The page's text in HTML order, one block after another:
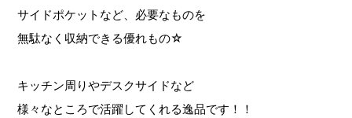
サイドポケットなど、必要なものを
無駄なく収納できる優れもの☆
キッチン周りやデスクサイドなど
様々なところで活躍してくれる逸品です！！